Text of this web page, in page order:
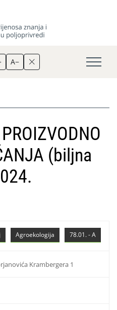
A−
(biljna
78.01. - A
Agroekologija
Krambergera 1